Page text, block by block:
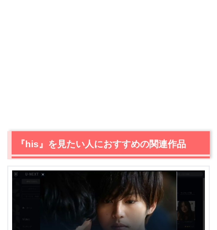
今すぐ無料でU-NEXTで見る
『his』を見たい人におすすめの関連作品